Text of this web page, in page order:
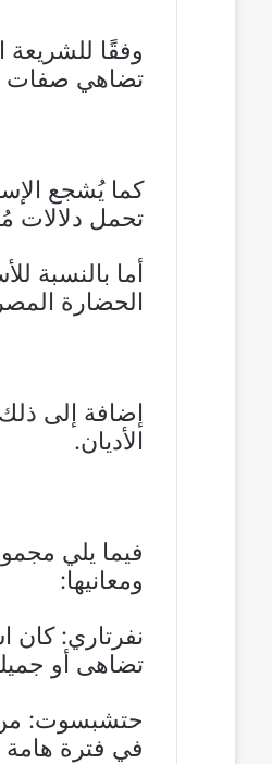
وفقًا للشريعة
تضاهي صفات
كما يُشجع
تحمل دلالات
أما بالنسبة
الحضارة
إضافة إلى
الأديان.
فيما يلي
ومعانيها:
نفرتاري: كان
تضاهى أو
حتشبسوت: من
في فترة هامة